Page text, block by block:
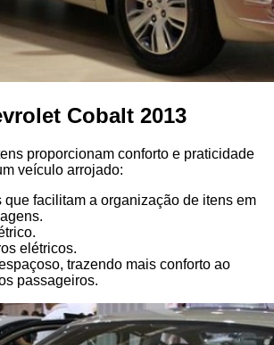
Cobalt 2013
proporcionam conforto e praticidade
veículo arrojado:
que facilitam a organização de itens em
elétricos.
trazendo mais conforto ao
passageiros.